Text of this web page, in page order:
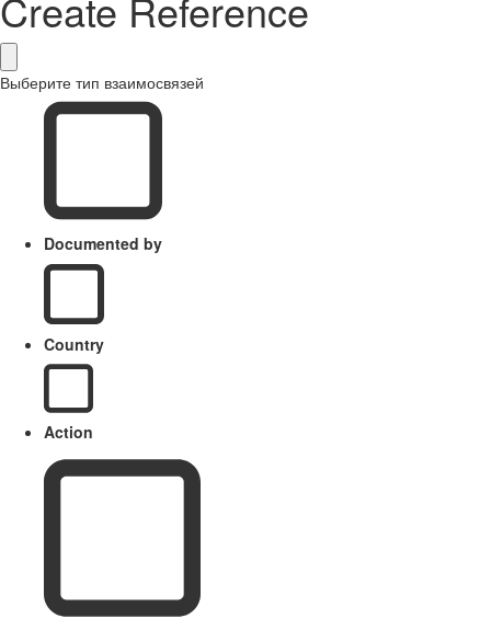
Выберите тип взаимосвязей
Documented by
Country
Action